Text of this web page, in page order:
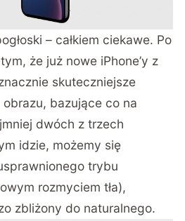
– całkiem ciekawe. Po
że już nowe iPhone’y z
skuteczniejsze
obrazu, bazujące co na
dwóch z trzech
idzie, możemy się
trybu
rozmyciem tła),
zbliżony do naturalnego.